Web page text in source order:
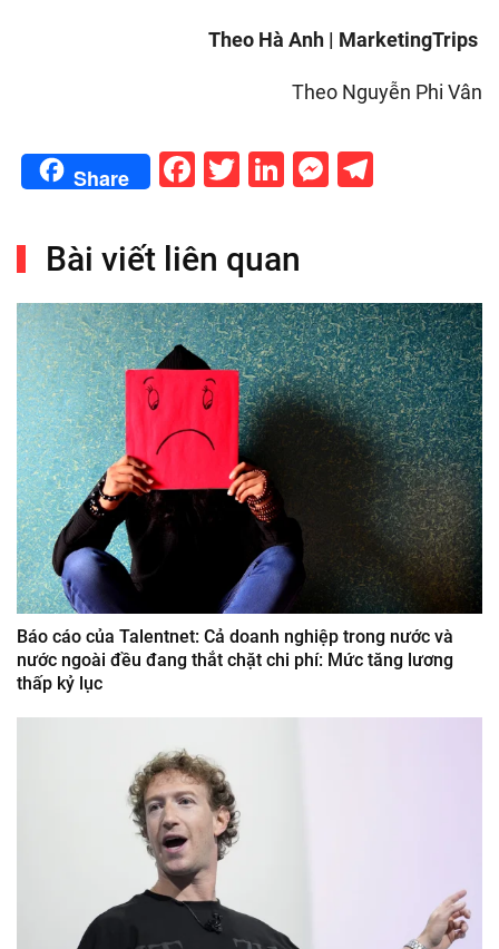
Theo Hà Anh | MarketingTrips
Theo Nguyễn Phi Vân
Share Facebook
Twitter
LinkedIn
Bài viết liên quan
Báo cáo của Talentnet: Cả doanh nghiệp trong nước và
nước ngoài đều đang thắt chặt chi phí: Mức tăng lương
thấp kỷ lục